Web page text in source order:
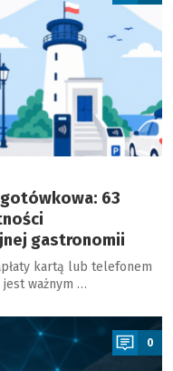
63
gastronomii
kartą lub telefonem
ważnym …
0